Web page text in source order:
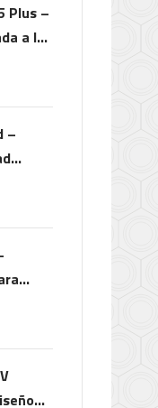
Plus –
a la
–